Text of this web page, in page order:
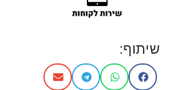
שיתוף: